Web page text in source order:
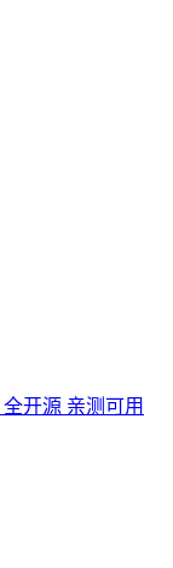
开源 亲测可用